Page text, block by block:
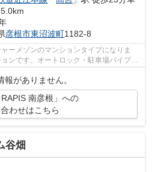
彦根市東沼波町1182-8
ーメゾンのマンションタイプになりま
ンです。オートロック・駐車場パイプシ
報がありません。
RAPIS 南彦根」への
わせはこちら
谷畑